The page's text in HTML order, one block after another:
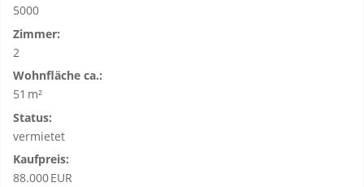
5000
Zimmer:
2
Wohnfläche ca.:
51 m²
Status:
vermietet
Kaufpreis:
88.000 EUR